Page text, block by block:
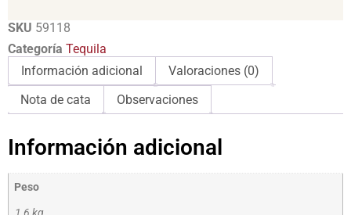
SKU 59118
Categoría Tequila
Información adicional
Valoraciones (0)
Nota de cata
Observaciones
Información adicional
Peso